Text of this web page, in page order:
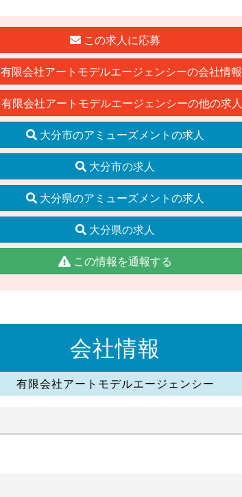
この求人に応募
有限会社アートモデルエージェンシーの会社情報
有限会社アートモデルエージェンシーの他の求人
大分市のアミューズメントの求人
大分市の求人
大分県のアミューズメントの求人
大分県の求人
この情報を通報する
会社情報
有限会社アートモデルエージェンシー